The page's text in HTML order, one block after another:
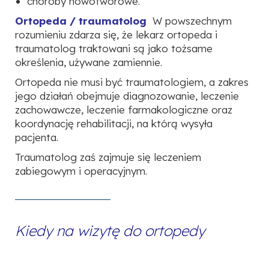
Ortopeda / traumatolog W powszechnym
rozumieniu zdarza się, że lekarz ortopeda i
traumatolog traktowani są jako tożsame
określenia, używane zamiennie.
Ortopeda nie musi być traumatologiem, a zakres
jego działań obejmuje diagnozowanie, leczenie
zachowawcze, leczenie farmakologiczne oraz
koordynację rehabilitacji, na którą wysyła
pacjenta.
Traumatolog zaś zajmuje się leczeniem
zabiegowym i operacyjnym.
Kiedy na wizytę do ortopedy